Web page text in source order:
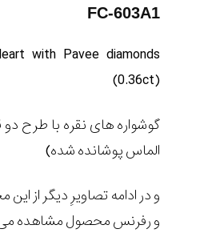
FC-603A1
with Pavee diamonds
(0.36ct)
گوشواره های نقره با طرح
الماس پوشانده شده)
و در ادامه تصاویرِ دیگر از
و رفرنس محصول مشاهده می